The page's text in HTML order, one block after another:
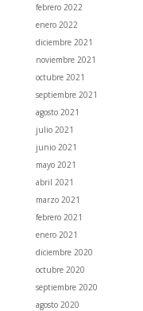
febrero 2022
enero 2022
diciembre 2021
noviembre 2021
octubre 2021
septiembre 2021
agosto 2021
julio 2021
junio 2021
mayo 2021
abril 2021
marzo 2021
febrero 2021
enero 2021
diciembre 2020
octubre 2020
septiembre 2020
agosto 2020